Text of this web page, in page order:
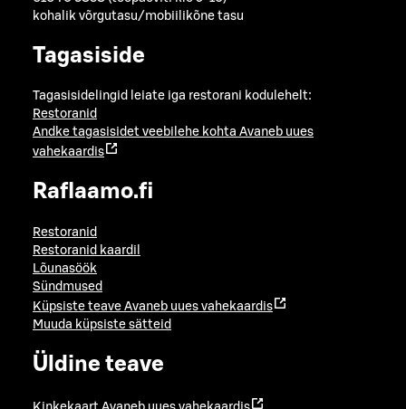
kohalik võrgutasu/mobiilikõne tasu
Tagasiside
Tagasisidelingid leiate iga restorani kodulehelt:
Restoranid
Andke tagasisidet veebilehe kohta Avaneb uues
vahekaardis
Raflaamo.fi
Restoranid
Restoranid kaardil
Lõunasöök
Sündmused
Küpsiste teave Avaneb uues vahekaardis
Muuda küpsiste sätteid
Üldine teave